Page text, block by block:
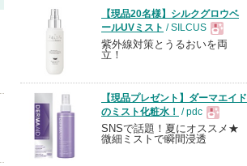
【現品20名様】シルクグロウベ
ールUVミスト / SILCUS
現
紫外線対策とうるおいを両
立！
【現品プレゼント】ダーマエイド
のミスト化粧水！
/ pdc
現
SNSで話題！夏にオススメ★
微細ミストで瞬間浸透